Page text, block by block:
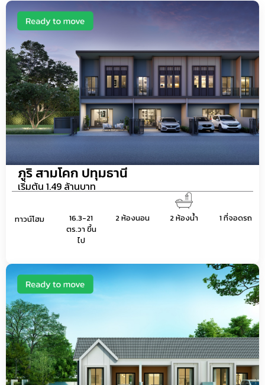
ภูริ สามโคก ปทุมธานี
เริ่มต้น 1.49 ล้านบาท
ทาวน์โฮม
16.3-21
ตร.วา ขึ้น
ไป
2 ห้องนอน 2 ห้องน้ำ 1 ที่จอดรถ